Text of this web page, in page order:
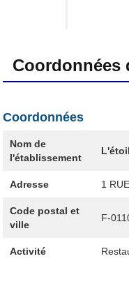
Coordonnées
Coordonnées
Nom de
l'établissement
Adresse 1
Code postal et
ville
F-
Activité